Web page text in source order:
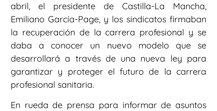
abril, el presidente de Castilla-La Mancha,
Emiliano García-Page, y los sindicatos firmaban
la recuperación de la carrera profesional y se
daba a conocer un nuevo modelo que se
desarrollará a través de una nueva ley para
garantizar y proteger el futuro de la carrera
profesional sanitaria.
En rueda de prensa para informar de asuntos